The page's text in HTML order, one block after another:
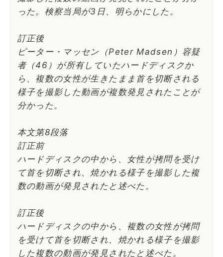
った。検察当局が3日、明らかにした。
訂正後
ピーター・マッセン（Peter Madsen）容疑
者（46）が所有していたハードディスクか
ら、複数の女性が生きたまま首を切断される
様子を撮影した動画が複数発見されたことが
分かった。
本文第8段落
訂正前
ハードディスクの中から、女性が拷問を受け
て首を切断され、焼かれる様子を撮影した複
数の動画が発見されたと述べた。
訂正後
ハードディスクの中から、複数の女性が拷問
を受けて首を切断され、焼かれる様子を撮影
した複数の動画が発見されたと述べた。